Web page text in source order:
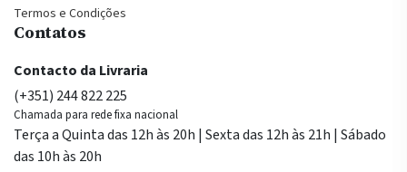
Termos e Condições
Contatos
Contacto da Livraria
(+351) 244 822 225
Chamada para rede fixa nacional
Terça a Quinta das 12h às 20h | Sexta das 12h às 21h | Sábado
das 10h às 20h